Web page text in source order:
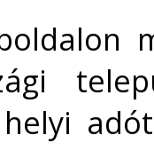
helyi